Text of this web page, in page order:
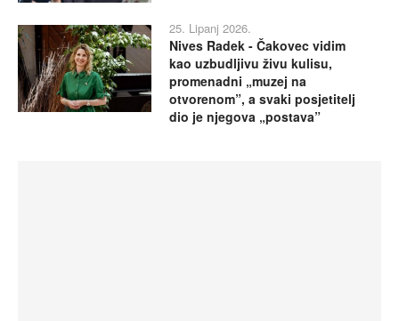
25. Lipanj 2026.
Nives Radek - Čakovec vidim
kao uzbudljivu živu kulisu,
promenadni „muzej na
otvorenom”, a svaki posjetitelj
dio je njegova „postava”